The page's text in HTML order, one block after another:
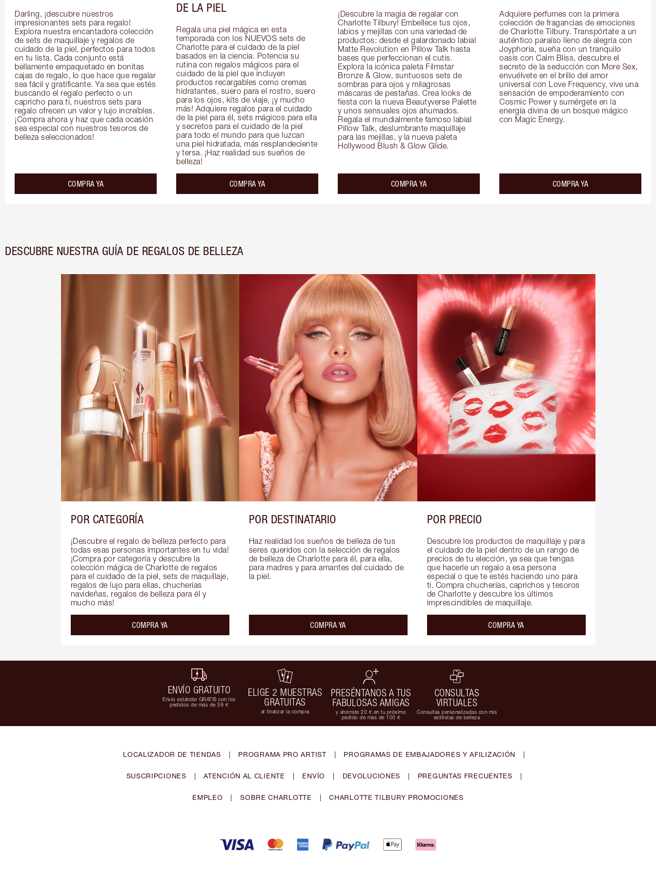
Darling, ¡descubre nuestros
impresionantes sets para regalo!
Explora nuestra encantadora colección
de sets de maquillaje y regalos de
cuidado de la piel, perfectos para todos
en tu lista. Cada conjunto está
bellamente empaquetado en bonitas
cajas de regalo, lo que hace que regalar
sea fácil y gratificante. Ya sea que estés
buscando el regalo perfecto o un
capricho para ti, nuestros sets para
regalo ofrecen un valor y lujo increíbles.
¡Compra ahora y haz que cada ocasión
sea especial con nuestros tesoros de
belleza seleccionados!
COMPRA YA
DE LA PIEL
Regala una piel mágica en esta
temporada con los NUEVOS sets de
Charlotte para el cuidado de la piel
basados en la ciencia. Potencia su
rutina con regalos mágicos para el
cuidado de la piel que incluyen
productos recargables como cremas
hidratantes, suero para el rostro, suero
para los ojos, kits de viaje, ¡y mucho
más! Adquiere regalos para el cuidado
de la piel para él, sets mágicos para ella
y secretos para el cuidado de la piel
para todo el mundo para que luzcan
una piel hidratada, más resplandeciente
y tersa. ¡Haz realidad sus sueños de
belleza!
COMPRA YA
¡Descubre la magia de regalar con
Charlotte Tilbury! Embellece tus ojos,
labios y mejillas con una variedad de
productos: desde el galardonado labial
Matte Revolution en Pillow Talk hasta
bases que perfeccionan el cutis.
Explora la icónica paleta Filmstar
Bronze & Glow, suntuosos sets de
sombras para ojos y milagrosas
máscaras de pestañas. Crea looks de
fiesta con la nueva Beautyverse Palette
y unos sensuales ojos ahumados.
Regala el mundialmente famoso labial
Pillow Talk, deslumbrante maquillaje
para las mejillas, y la nueva paleta
Hollywood Blush & Glow Glide.
COMPRA YA
Adquiere perfumes con la primera
colección de fragancias de emociones
de Charlotte Tilbury. Transpórtate a un
auténtico paraíso lleno de alegría con
Joyphoria, sueña con un tranquilo
oasis con Calm Bliss, descubre el
secreto de la seducción con More Sex,
envuélvete en el brillo del amor
universal con Love Frequency, vive una
sensación de empoderamiento con
Cosmic Power y sumérgete en la
energía divina de un bosque mágico
con Magic Energy.
COMPRA YA
DESCUBRE NUESTRA GUÍA DE REGALOS DE BELLEZA
POR CATEGORÍA
¡Descubre el regalo de belleza perfecto para
todas esas personas importantes en tu vida!
¡Compra por categoría y descubre la
colección mágica de Charlotte de regalos
para el cuidado de la piel, sets de maquillaje,
regalos de lujo para ellas, chucherías
navideñas, regalos de belleza para él y
mucho más!
COMPRA YA
POR DESTINATARIO
Haz realidad los sueños de belleza de tus
seres queridos con la selección de regalos
de belleza de Charlotte para él, para ella,
para madres y para amantes del cuidado de
la piel.
COMPRA YA
POR PRECIO
Descubre los productos de maquillaje y para
el cuidado de la piel dentro de un rango de
precios de tu elección, ya sea que tengas
que hacerle un regalo a esa persona
especial o que te estés haciendo uno para
ti. Compra chucherías, caprichos y tesoros
de Charlotte y descubre los últimos
imprescindibles de maquillaje.
COMPRA YA
ENVÍO GRATUITO
Envío estándar GRATIS con los
pedidos de más de 59 €
ELIGE 2 MUESTRAS
GRATUITAS
al finalizar la compra
PRESÉNTANOS A TUS
FABULOSAS AMIGAS
y ahórrate 20 € en tu próximo
pedido de más de 100 €
CONSULTAS
VIRTUALES
Consultas personalizadas con mis
estilistas de belleza
LOCALIZADOR DE TIENDAS | PROGRAMA PRO ARTIST | PROGRAMAS DE EMBAJADORES Y AFILIZACIÓN |
SUSCRIPCIONES | ATENCIÓN AL CLIENTE | ENVÍO | DEVOLUCIONES | PREGUNTAS FRECUENTES |
EMPLEO | SOBRE CHARLOTTE | CHARLOTTE TILBURY PROMOCIONES